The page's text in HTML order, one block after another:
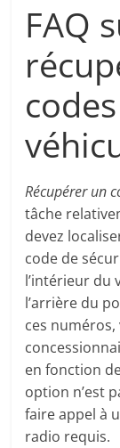
FAQ
Récupérer un
tâche
devez
code de
l’intérieur du
l’arrière du
ces
en fonction
option n’est
faire appel à
radio requis.